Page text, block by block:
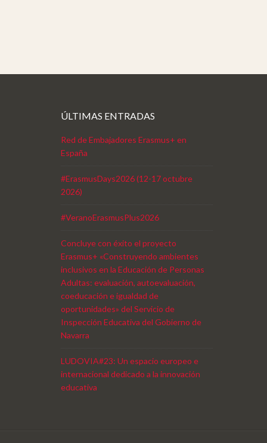
ÚLTIMAS ENTRADAS
Red de Embajadores Erasmus+ en
España
#ErasmusDays2026 (12-17 octubre
2026)
#VeranoErasmusPlus2026
Concluye con éxito el proyecto
Erasmus+ «Construyendo ambientes
inclusivos en la Educación de Personas
Adultas: evaluación, autoevaluación,
coeducación e igualdad de
oportunidades» del Servicio de
Inspección Educativa del Gobierno de
Navarra
LUDOVIA#23: Un espacio europeo e
internacional dedicado a la innovación
educativa